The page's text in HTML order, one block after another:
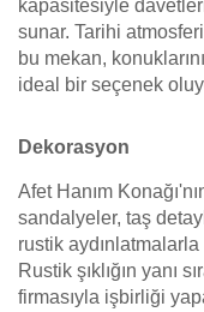
kapasitesiyle
sunar. Tarihi
bu mekan,
ideal bir seçenek
Dekorasyon
Afet Hanım
sandalyeler, taş
rustik
Rustik şıklığın yanı
firmasıyla işbirliği